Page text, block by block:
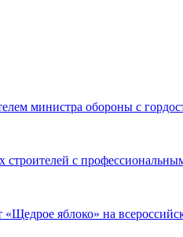
министра обороны с
строителей с
яблоко» на